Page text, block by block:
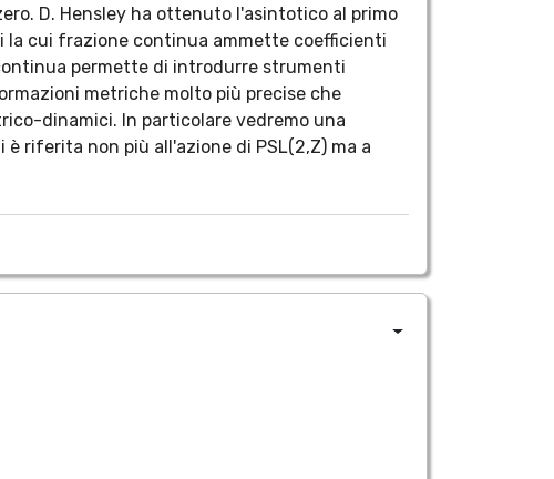
D. Hensley ha ottenuto l'asintotico al primo
la cui frazione continua ammette coefficienti
permette di introdurre strumenti
metriche molto più precise che
dinamici. In particolare vedremo una
riferita non più all'azione di PSL(2,Z) ma a